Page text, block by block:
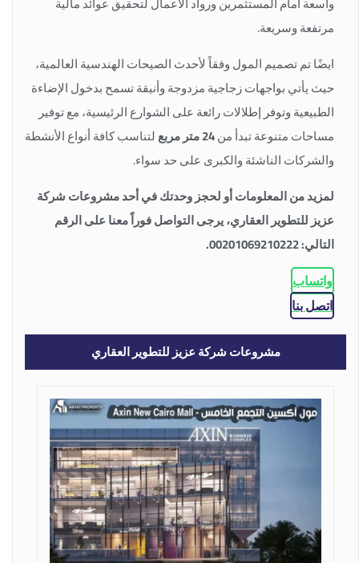
مرتفعة وسريعة.
ايضًا تم تصميم المول وفقاً لأحدث الصيحات الهندسية العالمية،
حيث يأتي بواجهات زجاجية مزدوجة وأنيقة تسمح بدخول الإضاءة
الطبيعية وتوفر إطلالات رائعة على الشوارع الرئيسية، مع توفير
مساحات متنوعة تبدأ من24 متر مربع
لتناسب كافة أنواع الأنشطة
والشركات الناشئة والكبرى على حد سواء.
لمزيد من المعلومات أو لحجز وحدتك في أحد مشروعات شركة
عزيز للتطوير العقاري، يرجى التواصل فوراً معنا على الرقم
التالي: 00201069210222.
واتساب
اتصل بنا
مشروعات شركة عزيز للتطوير العقاري